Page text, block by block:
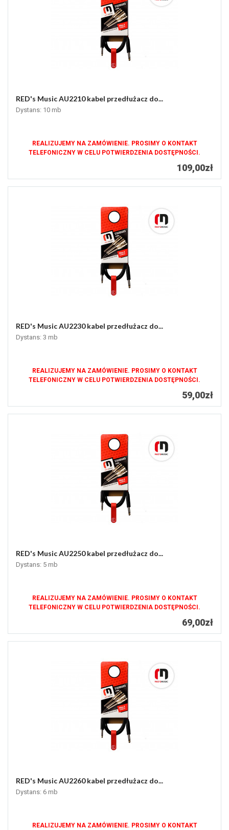
RED's Music AU2210 kabel przedłużacz do...
Dystans: 10 mb
REALIZUJEMY NA ZAMÓWIENIE. PROSIMY O KONTAKT
TELEFONICZNY W CELU POTWIERDZENIA DOSTĘPNOŚCI.
109,00zł
RED's Music AU2230 kabel przedłużacz do...
Dystans: 3 mb
REALIZUJEMY NA ZAMÓWIENIE. PROSIMY O KONTAKT
TELEFONICZNY W CELU POTWIERDZENIA DOSTĘPNOŚCI.
59,00zł
RED's Music AU2250 kabel przedłużacz do...
Dystans: 5 mb
REALIZUJEMY NA ZAMÓWIENIE. PROSIMY O KONTAKT
TELEFONICZNY W CELU POTWIERDZENIA DOSTĘPNOŚCI.
69,00zł
RED's Music AU2260 kabel przedłużacz do...
Dystans: 6 mb
REALIZUJEMY NA ZAMÓWIENIE. PROSIMY O KONTAKT